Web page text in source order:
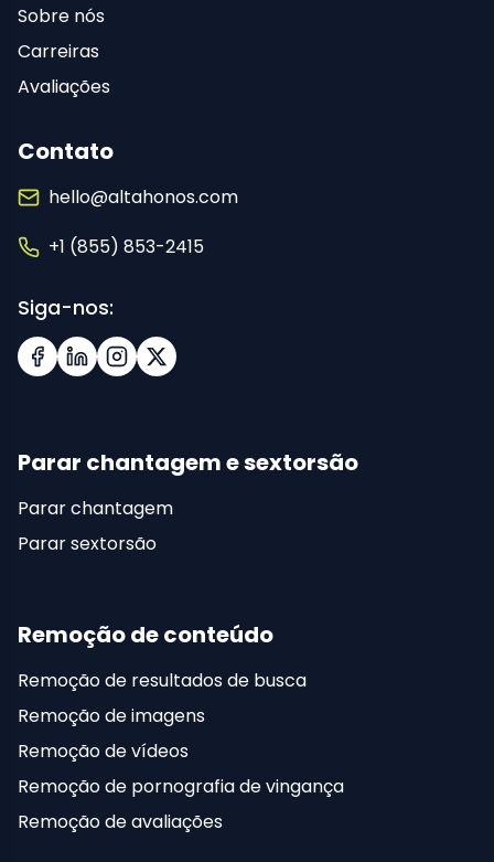
Sobre nós
Carreiras
Avaliações
Contato
hello@altahonos.com
+1 (855) 853-2415
Siga-nos:
Facebook
LinkedInInstagramX (Twitter)
Parar chantagem e sextorsão
Parar chantagem
Parar sextorsão
Remoção de conteúdo
Remoção de resultados de busca
Remoção de imagens
Remoção de vídeos
Remoção de pornografia de vingança
Remoção de avaliações